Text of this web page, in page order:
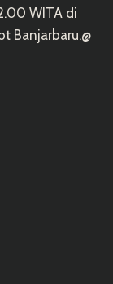
WITA di
Banjarbaru.@